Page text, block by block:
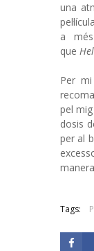
una
a
que
Per
pel
dosis
per al
Tags: